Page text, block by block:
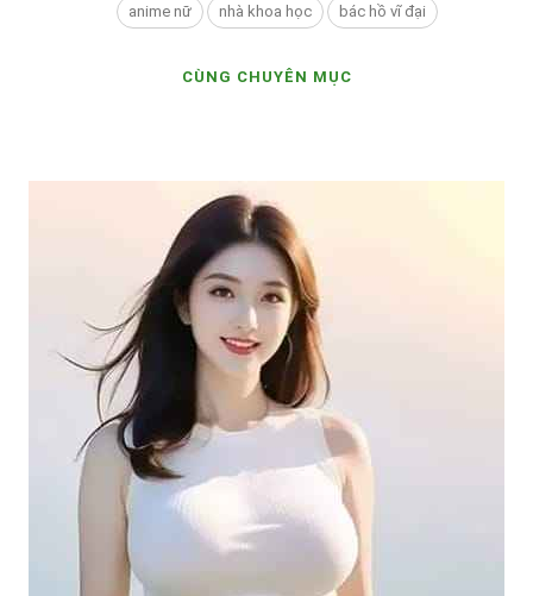
anime nữ nhà khoa học bác hồ vĩ đại
CÙNG CHUYÊN MỤC